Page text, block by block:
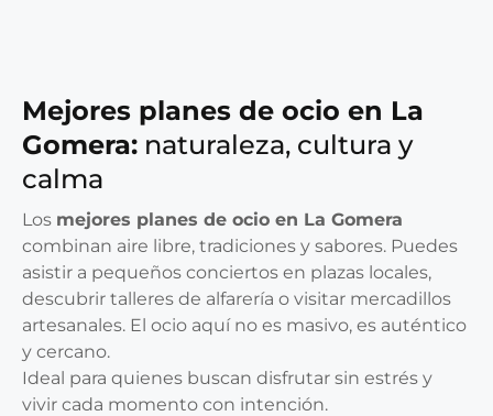
Mejores planes de ocio en La
Gomera: naturaleza, cultura y
calma
Los mejores planes de ocio en La Gomera
combinan aire libre, tradiciones y sabores. Puedes
asistir a pequeños conciertos en plazas locales,
descubrir talleres de alfarería o visitar mercadillos
artesanales. El ocio aquí no es masivo, es auténtico
y cercano.
Ideal para quienes buscan disfrutar sin estrés y
vivir cada momento con intención.